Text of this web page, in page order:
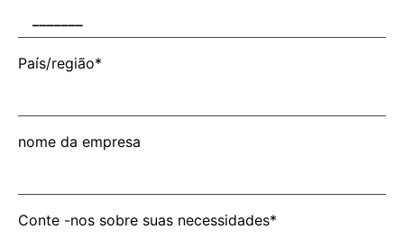
País/região*
nome da empresa
Conte -nos sobre suas necessidades*